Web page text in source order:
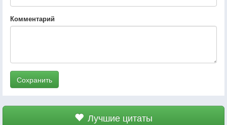
Комментарий
Сохранить
Лучшие цитаты